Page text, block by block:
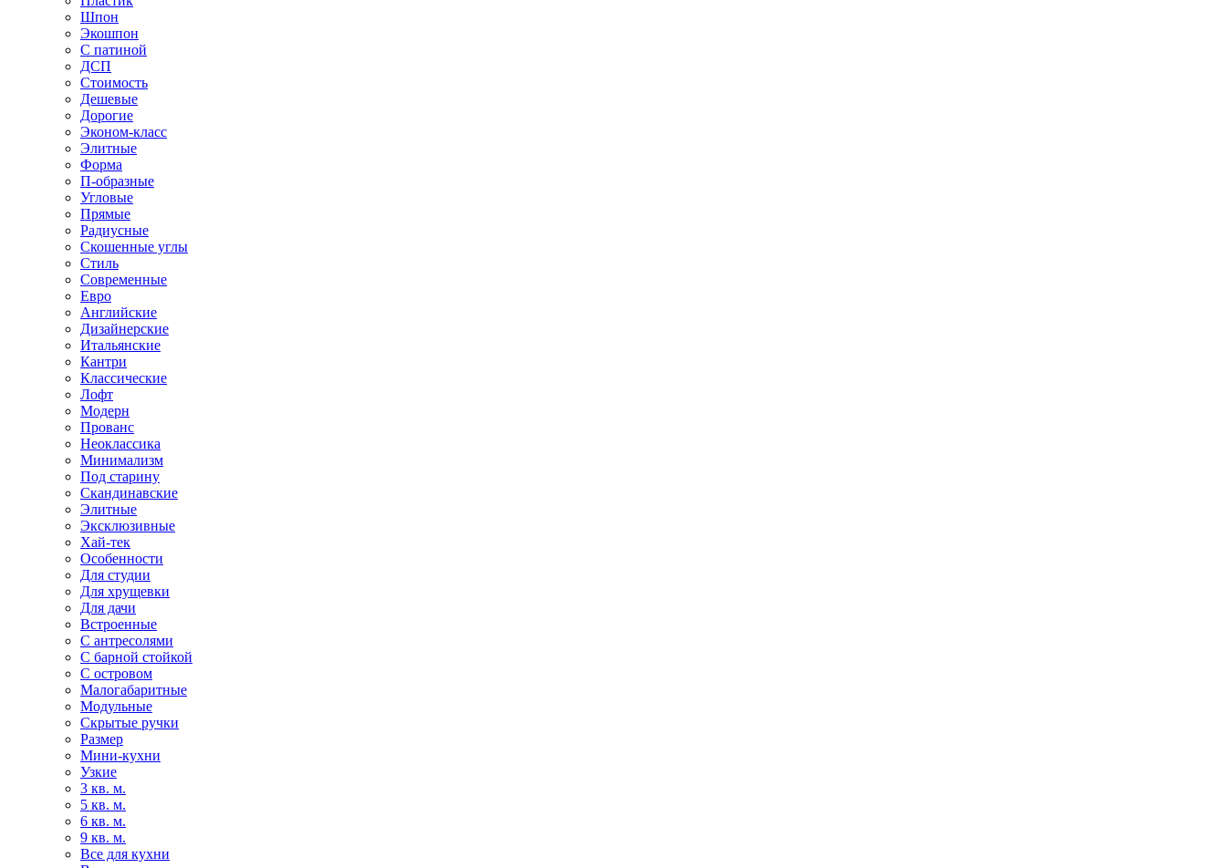
Шпон
Экошпон
С патиной
ДСП
Стоимость
Дешевые
Дорогие
Эконом-класс
Элитные
Форма
П-образные
Угловые
Прямые
Радиусные
Скошенные углы
Стиль
Современные
Евро
Английские
Дизайнерские
Итальянские
Кантри
Классические
Лофт
Модерн
Прованс
Неоклассика
Минимализм
Под старину
Скандинавские
Элитные
Эксклюзивные
Хай-тек
Особенности
Для студии
Для хрущевки
Для дачи
Встроенные
С антресолями
С барной стойкой
С островом
Малогабаритные
Модульные
Скрытые ручки
Размер
Мини-кухни
Узкие
3 кв. м.
5 кв. м.
6 кв. м.
9 кв. м.
Все для кухни